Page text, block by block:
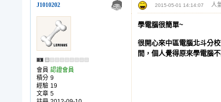
J1010202 2015-05-01 14:14:07 人
會員 認證會員
積分 9
經驗 19
文章 5
學電腦很簡單~
很開心來中區電腦北斗分
間，個人覺得原來學電腦